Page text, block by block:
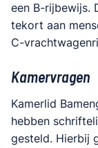
een B-rijbewijs.
tekort aan
C-
Kamervragen
Kamerlid
hebben
gesteld. Hierbij